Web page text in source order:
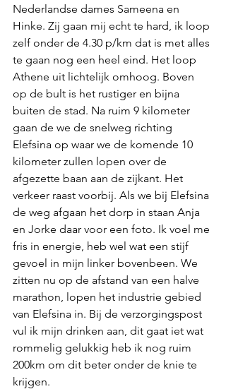
Nederlandse dames Sameena en
Hinke. Zij gaan mij echt te hard, ik loop
zelf onder de 4.30 p/km dat is met alles
te gaan nog een heel eind. Het loop
Athene uit lichtelijk omhoog. Boven
op de bult is het rustiger en bijna
buiten de stad. Na ruim 9 kilometer
gaan de we de snelweg richting
Elefsina op waar we de komende 10
kilometer zullen lopen over de
afgezette baan aan de zijkant. Het
verkeer raast voorbij. Als we bij Elefsina
de weg afgaan het dorp in staan Anja
en Jorke daar voor een foto. Ik voel me
fris in energie, heb wel wat een stijf
gevoel in mijn linker bovenbeen. We
zitten nu op de afstand van een halve
marathon, lopen het industrie gebied
van Elefsina in. Bij de verzorgingspost
vul ik mijn drinken aan, dit gaat iet wat
rommelig gelukkig heb ik nog ruim
200km om dit beter onder de knie te
krijgen.